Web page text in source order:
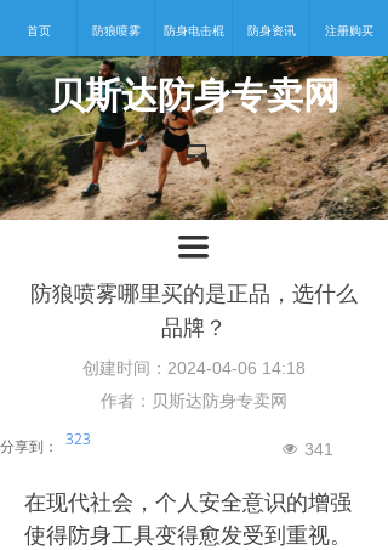
贝斯达防身专卖网
首页 防狼喷雾 防身电击棍 防身资讯 注册购买
넡
防狼喷雾哪里买的是正品，选什么
品牌？
在现代社会，个人安全意识的增强
使得防身工具变得愈发受到重视。
넶 341
分享到： 323
创建时间： 2024-04-06 14:18
作者：贝斯达防身专卖网
끀